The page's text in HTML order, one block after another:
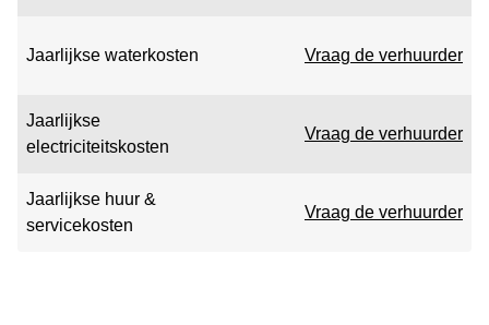
Jaarlijkse waterkosten Vraag de verhuurder
Jaarlijkse
electriciteitskosten
Vraag de verhuurder
Jaarlijkse huur &
servicekosten
Vraag de verhuurder